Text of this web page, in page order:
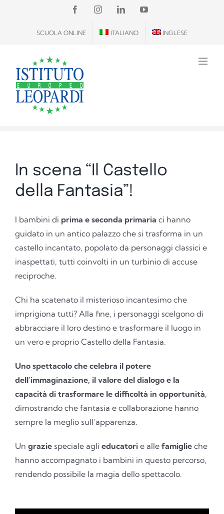
contenuto
FACEBOOKINSTAGRAM
LINKEDINYOUTUBE
SCUOLA ONLINE ITALIANO INGLESE
In scena “Il Castello
della Fantasia”!
I bambini di prima e seconda primaria ci hanno
guidato in un antico palazzo che si trasforma in un
castello incantato, popolato da personaggi classici e
inaspettati, tutti coinvolti in un turbinio di accuse
reciproche.
Chi ha scatenato il misterioso incantesimo che
imprigiona tutti? Alla fine, i personaggi scelgono di
abbracciare il loro destino e trasformare il luogo in
un vero e proprio Castello della Fantasia.
Uno spettacolo che celebra il potere
dell’immaginazione, il valore del dialogo e la
capacità di trasformare le difficoltà in opportunità,
dimostrando che fantasia e collaborazione hanno
sempre la meglio sull’apparenza.
Un graziespeciale agli educatorie alle famiglieche
hanno accompagnato i bambini in questo percorso,
rendendo possibile la magia dello spettacolo.